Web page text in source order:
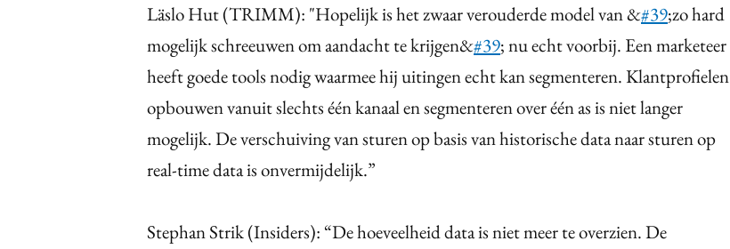
Läslo Hut (TRIMM): "Hopelijk is het zwaar verouderde model van &#39;zo hard
mogelijk schreeuwen om aandacht te krijgen&#39; nu echt voorbij. Een marketeer
heeft goede tools nodig waarmee hij uitingen echt kan segmenteren. Klantprofielen
opbouwen vanuit slechts één kanaal en segmenteren over één as is niet langer
mogelijk. De verschuiving van sturen op basis van historische data naar sturen op
real-time data is onvermijdelijk.”
Stephan Strik (Insiders): “De hoeveelheid data is niet meer te overzien. De